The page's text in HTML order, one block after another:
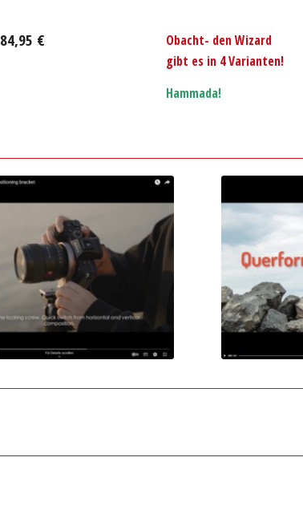
84,95 €
Obacht- den Wizard
gibt es in 4 Varianten!
Hammada!